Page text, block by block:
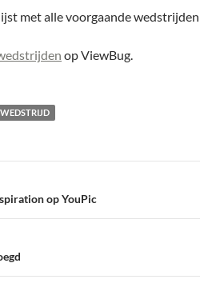
met alle voorgaande wedstrijden
op ViewBug.
WEDSTRIJD
op YouPic